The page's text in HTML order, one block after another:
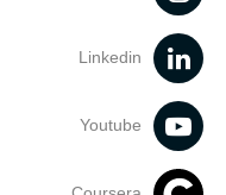
Linkedin
Youtube